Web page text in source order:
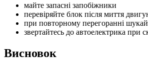
майте запасні запобіжники
перевіряйте блок після миття
при повторному перегоранні
звертайтесь до автоелектрика при
Висновок